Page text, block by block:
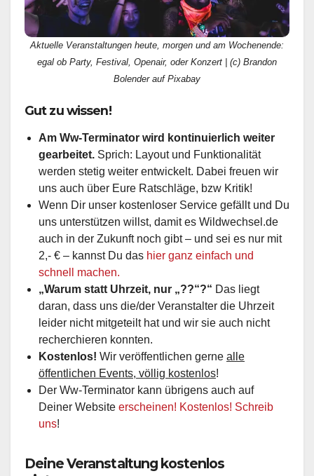
Aktuelle Veranstaltungen heute, morgen und am Wochenende:
egal ob Party, Festival, Openair, oder Konzert | (c) Brandon
Bolender auf Pixabay
Gut zu wissen!
Am Ww-Terminator wird kontinuierlich weiter
gearbeitet. Sprich: Layout und Funktionalität
werden stetig weiter entwickelt. Dabei freuen wir
uns auch über Eure Ratschläge, bzw Kritik!
Wenn Dir unser kostenloser Service gefällt und Du
uns unterstützen willst, damit es Wildwechsel.de
auch in der Zukunft noch gibt – und sei es nur mit
2,- € – kannst Du das hier ganz einfach und
schnell machen.
„Warum statt Uhrzeit, nur „??“?“ Das liegt
daran, dass uns die/der Veranstalter die Uhrzeit
leider nicht mitgeteilt hat und wir sie auch nicht
recherchieren konnten.
Kostenlos! Wir veröffentlichen gerne alle
öffentlichen Events, völlig kostenlos!
Der Ww-Terminator kann übrigens auch auf
Deiner Website erscheinen! Kostenlos! Schreib
uns!
Deine Veranstaltung kostenlos